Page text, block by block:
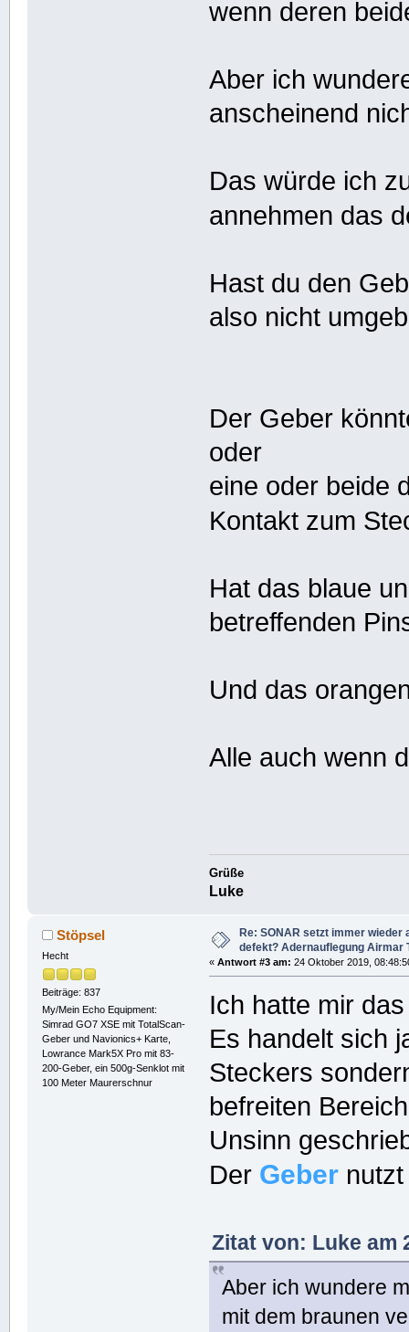
wenn deren
Aber ich
anscheinend
Das würde ich
annehmen das
Hast du den
also nicht
Der Geber
oder
eine oder beide
Kontakt zum
Hat das blaue
betreffenden
Und das
Alle auch wenn
Grüße
Luke
Stöpsel
Hecht
Beiträge: 837
My/Mein Echo Equipment:
Simrad GO7 XSE mit TotalScan-
Geber und Navionics+ Karte,
Lowrance Mark5X Pro mit 83-
200-Geber, ein 500g-Senklot mit
100 Meter Maurerschnur
Re: SONAR setzt immer wieder
defekt? Adernauflegung Airmar
«Antwort #3 am: 24 Oktober 2019,
Ich hatte mir
Es handelt sich
Steckers
befreiten
Unsinn
Der Geber
Zitat von: Luke am
Aber ich wundere
mit dem braunen